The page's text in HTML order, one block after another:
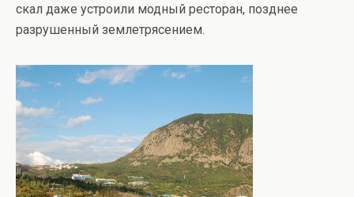
скал даже устроили модный ресторан, позднее
разрушенный землетрясением.